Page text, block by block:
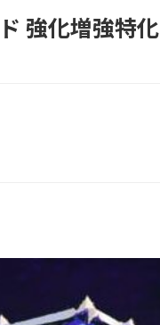
強化増強特化